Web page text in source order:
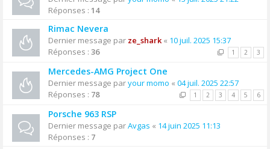
Réponses : 14
Rimac Nevera
Dernier message par ze_shark« 10 juil. 2025 15:37
Réponses : 36 1 2 3
Mercedes-AMG Project One
Dernier message paryour momo « 04 juil. 2025 22:57
Réponses : 78 1 2 3 4 5 6
Porsche 963 RSP
Dernier message parAvgas « 14 juin 2025 11:13
Réponses : 7